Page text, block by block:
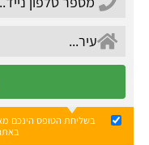
בשליחת הטופס הינכם